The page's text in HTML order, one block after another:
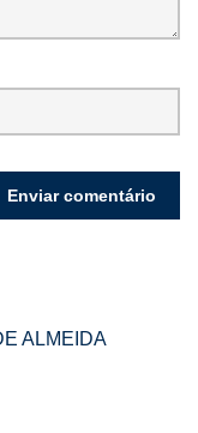
ALMEIDA